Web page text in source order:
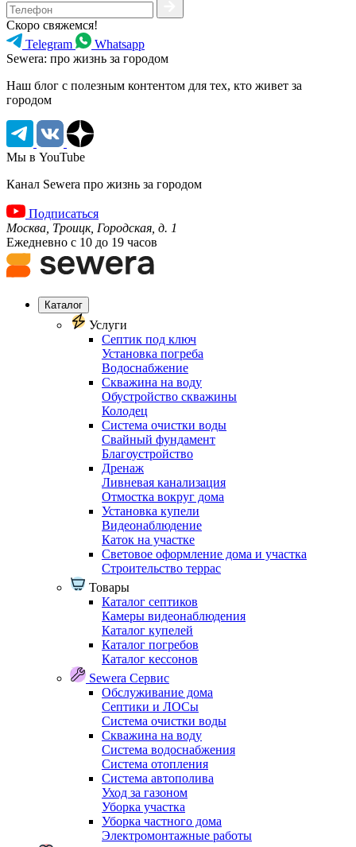
Скоро свяжемся!
Telegram
Whatsapp
Sewera: про жизнь за городом
Наш блог c полезным контентом для тех, кто живет за
городом
Мы в YouTube
Канал Sewera про жизнь за городом
Подписаться
Москва, Троицк, Городская, д. 1
Ежедневно с 10 до 19 часов
Каталог
Услуги
Септик под ключ
Установка погреба
Водоснабжение
Скважина на воду
Обустройство скважины
Колодец
Система очистки воды
Свайный фундамент
Благоустройство
Дренаж
Ливневая канализация
Отмостка вокруг дома
Установка купели
Видеонаблюдение
Каток на участке
Световое оформление дома и участка
Строительство террас
Товары
Каталог септиков
Камеры видеонаблюдения
Каталог купелей
Каталог погребов
Каталог кессонов
Sewera Сервис
Обслуживание дома
Септики и ЛОСы
Система очистки воды
Скважина на воду
Система водоснабжения
Система отопления
Система автополива
Уход за газоном
Уборка участка
Уборка частного дома
Электромонтажные работы